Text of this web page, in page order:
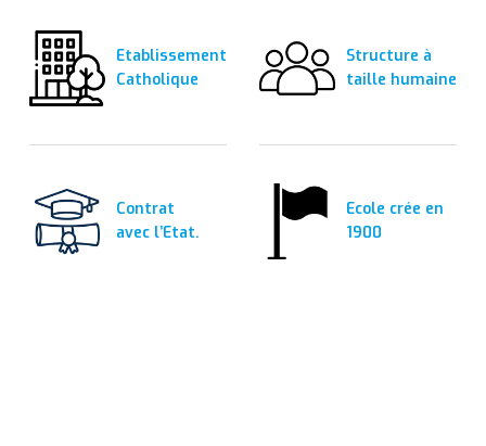
Etablissement
Catholique
Contrat
avec l’Etat.
Structure à
taille humaine
Ecole crée en
1900